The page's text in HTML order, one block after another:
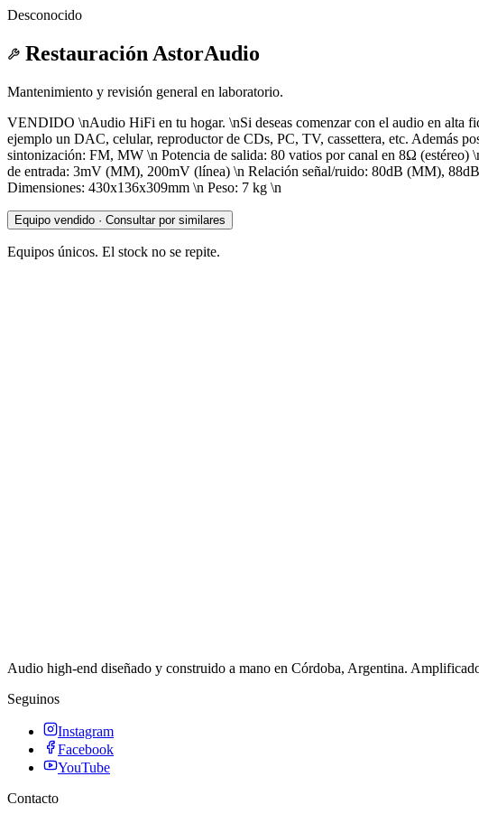
Desconocido
Restauración AstorAudio
Mantenimiento y revisión general en laboratorio.
VENDIDO \nAudio HiFi en tu hogar. \nSi deseas comenzar con el audio en alta
ejemplo un DAC, celular, reproductor de CDs, PC, TV, cassettera, etc. Además
sintonización: FM, MW \n Potencia de salida: 80 vatios por canal en 8Ω
de entrada: 3mV (MM), 200mV (línea) \n Relación señal/ruido: 80dB (MM),
Dimensiones: 430x136x309mm \n Peso: 7 kg \n
Equipo vendido · Consultar por similares
Equipos únicos. El stock no se repite.
Audio high-end diseñado y construido a mano en Córdoba, Argentina.
Seguinos
Instagram
Facebook
YouTube
Contacto